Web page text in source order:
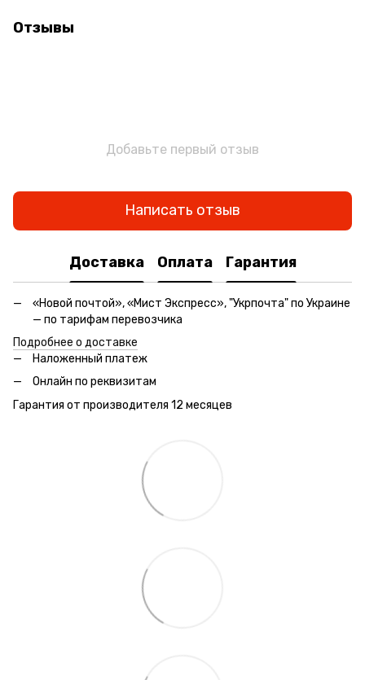
Отзывы
Добавьте первый отзыв
Написать отзыв
Доставка Оплата Гарантия
«Новой почтой», «Мист Экспресс», "Укрпочта" по Украине
— по тарифам перевозчика
Подробнее о доставке
Наложенный платеж
Онлайн по реквизитам
Гарантия от производителя 12 месяцев